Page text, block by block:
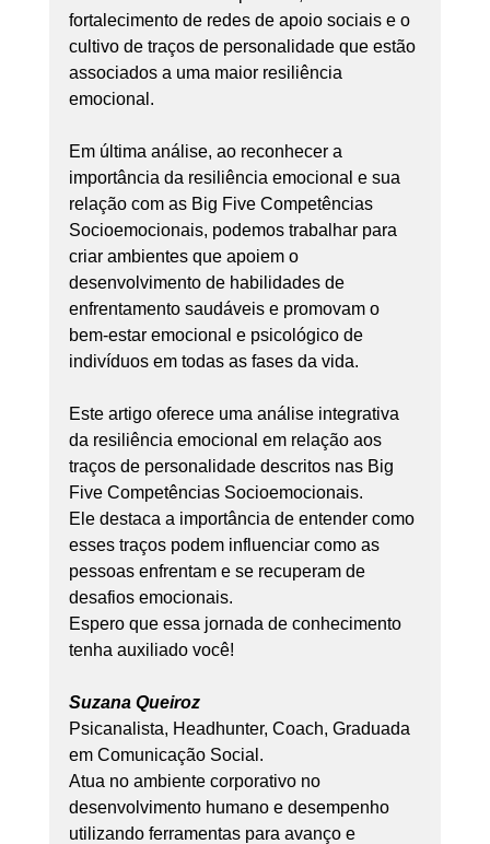
fortalecimento de redes de apoio sociais e o
cultivo de traços de personalidade que estão
associados a uma maior resiliência
emocional.
Em última análise, ao reconhecer a
importância da resiliência emocional e sua
relação com as Big Five Competências
Socioemocionais, podemos trabalhar para
criar ambientes que apoiem o
desenvolvimento de habilidades de
enfrentamento saudáveis e promovam o
bem-estar emocional e psicológico de
indivíduos em todas as fases da vida.
Este artigo oferece uma análise integrativa
da resiliência emocional em relação aos
traços de personalidade descritos nas Big
Five Competências Socioemocionais.
Ele destaca a importância de entender como
esses traços podem influenciar como as
pessoas enfrentam e se recuperam de
desafios emocionais.
Espero que essa jornada de conhecimento
tenha auxiliado você!
Suzana Queiroz
Psicanalista, Headhunter, Coach, Graduada
em Comunicação Social.
Atua no ambiente corporativo no
desenvolvimento humano e desempenho
utilizando ferramentas para avanço e